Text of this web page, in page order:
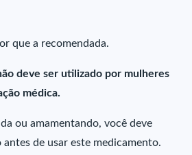
que a recomendada.
deve ser utilizado por mulheres
médica.
ou amamentando, você deve
de usar este medicamento.